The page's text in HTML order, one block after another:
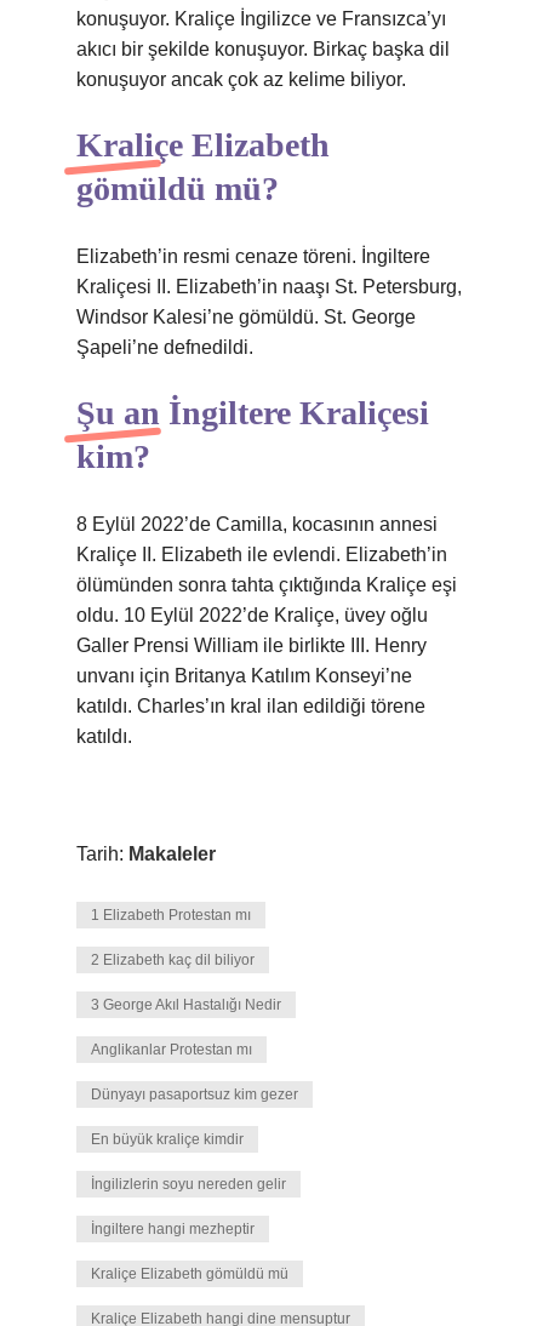
konuşuyor. Kraliçe İngilizce ve Fransızca’yı
akıcı bir şekilde konuşuyor. Birkaç başka dil
konuşuyor ancak çok az kelime biliyor.
Kraliçe Elizabeth
gömüldü mü?
Elizabeth’in resmi cenaze töreni. İngiltere
Kraliçesi II. Elizabeth’in naaşı St. Petersburg,
Windsor Kalesi’ne gömüldü. St. George
Şapeli’ne defnedildi.
Şu an İngiltere Kraliçesi
kim?
8 Eylül 2022’de Camilla, kocasının annesi
Kraliçe II. Elizabeth ile evlendi. Elizabeth’in
ölümünden sonra tahta çıktığında Kraliçe eşi
oldu. 10 Eylül 2022’de Kraliçe, üvey oğlu
Galler Prensi William ile birlikte III. Henry
unvanı için Britanya Katılım Konseyi’ne
katıldı. Charles’ın kral ilan edildiği törene
katıldı.
Tarih: Makaleler
1 Elizabeth Protestan mı
2 Elizabeth kaç dil biliyor
3 George Akıl Hastalığı Nedir
Anglikanlar Protestan mı
Dünyayı pasaportsuz kim gezer
En büyük kraliçe kimdir
İngilizlerin soyu nereden gelir
İngiltere hangi mezheptir
Kraliçe Elizabeth gömüldü mü
Kraliçe Elizabeth hangi dine mensuptur